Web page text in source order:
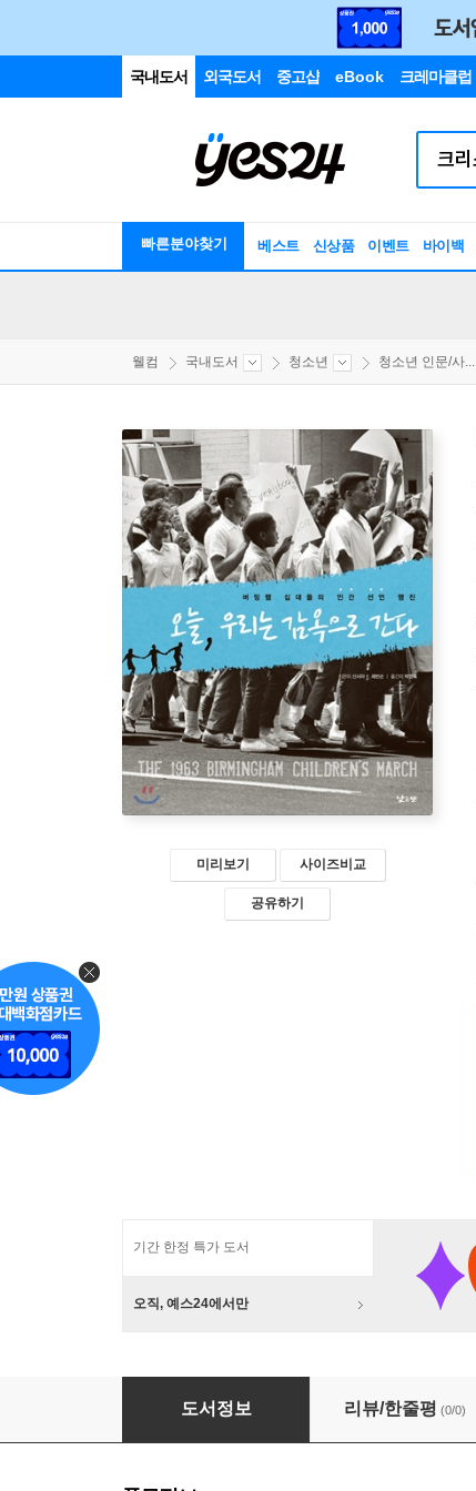
국내도서 외국도서 중고샵 eBook 크레마클럽
빠른분야찾기 베스트 신상품 이벤트 바이백
웰컴 국내도서 청소년 청소년 인문/사...
미리보기 사이즈비교
공유하기
기간 한정 특가 도서
오직, 예스24에서만
오늘, 우리는 감옥으로 간다
도서정보 리뷰/한줄평 (0/0)